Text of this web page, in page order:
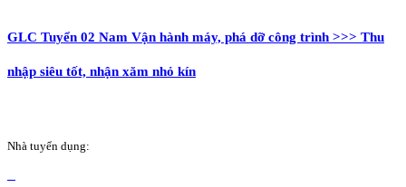
GLC Tuyển 02 Nam Vận hành máy, phá dỡ công trình >>> Thu
nhập siêu tốt, nhận xăm nhỏ kín
Nhà tuyển dụng: